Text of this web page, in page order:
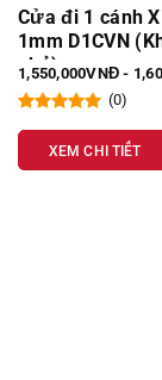
Cửa sổ lùa 4
Xingfa VN
1,800,000VNĐ -
(0)
XEM CHI TIẾT